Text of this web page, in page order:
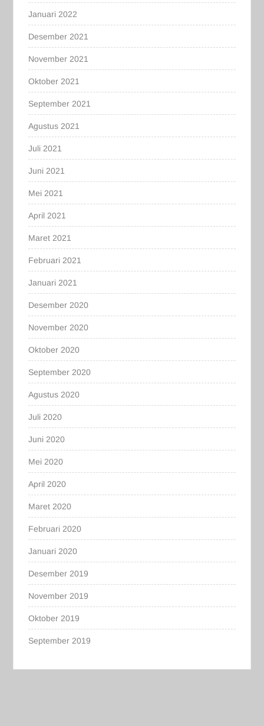
Januari 2022
Desember 2021
November 2021
Oktober 2021
September 2021
Agustus 2021
Juli 2021
Juni 2021
Mei 2021
April 2021
Maret 2021
Februari 2021
Januari 2021
Desember 2020
November 2020
Oktober 2020
September 2020
Agustus 2020
Juli 2020
Juni 2020
Mei 2020
April 2020
Maret 2020
Februari 2020
Januari 2020
Desember 2019
November 2019
Oktober 2019
September 2019